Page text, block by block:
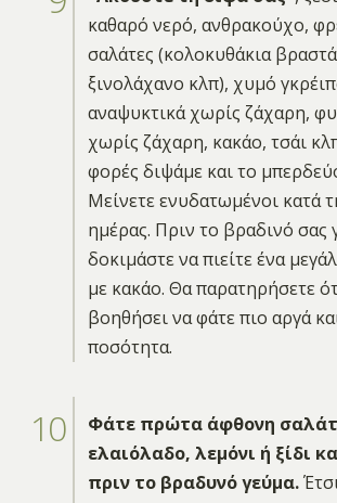
καθαρό νερό, ανθρακούχο,
σαλάτες (κολοκυθάκια
ξινολάχανο κλπ), χυμό
αναψυκτικά χωρίς ζάχαρη,
χωρίς ζάχαρη, κακάο, τσάι
φορές διψάμε και το
Μείνετε ενυδατωμένοι κατά
ημέρας. Πριν το βραδινό σας
δοκιμάστε να πιείτε ένα
με κακάο. Θα παρατηρήσετε
βοηθήσει να φάτε πιο αργά
ποσότητα.
Φάτε πρώτα άφθονη
ελαιόλαδο, λεμόνι ή ξίδι
πριν το βραδυνό γεύμα.